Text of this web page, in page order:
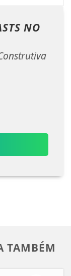
NO
TAMBÉM